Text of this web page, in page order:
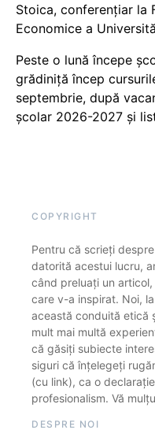
Stoica, conferențiar la
Economice a
Peste o lună începe
grădiniță încep
septembrie, după
școlar 2026-2027 și
COPYRIGHT
Pentru că scrieți
datorită acestui lucru,
când preluați un
care v-a inspirat. Noi,
această conduită etică
mult mai multă
că găsiți subiecte
siguri că înțelegeți
(cu link), ca o
profesionalism. Vă
DESPRE NOI